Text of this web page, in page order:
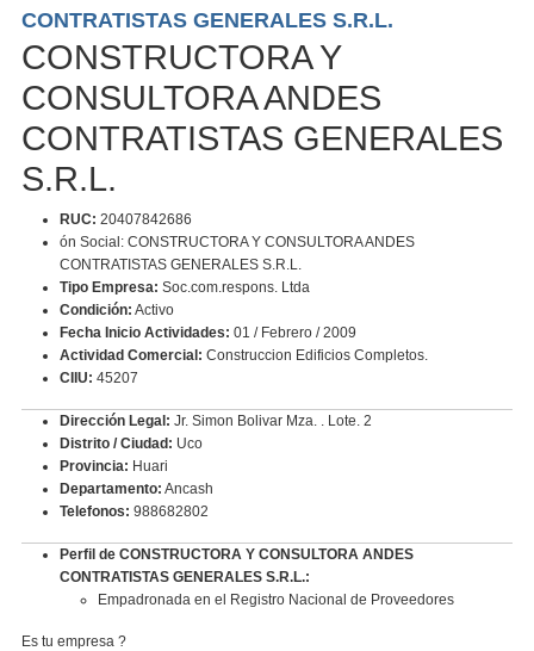
CONTRATISTAS GENERALES S.R.L.
CONSTRUCTORA Y
CONSULTORA ANDES
CONTRATISTAS GENERALES
S.R.L.
RUC: 20407842686
ón Social: CONSTRUCTORA Y CONSULTORA ANDES
CONTRATISTAS GENERALES S.R.L.
Tipo Empresa: Soc.com.respons. Ltda
Condición: Activo
Fecha Inicio Actividades: 01 / Febrero / 2009
Actividad Comercial: Construccion Edificios Completos.
CIIU: 45207
Dirección Legal: Jr. Simon Bolivar Mza. . Lote. 2
Distrito / Ciudad: Uco
Provincia: Huari
Departamento: Ancash
Telefonos: 988682802
Perfil de CONSTRUCTORA Y CONSULTORA ANDES
CONTRATISTAS GENERALES S.R.L.:
Empadronada en el Registro Nacional de Proveedores
Es tu empresa ?